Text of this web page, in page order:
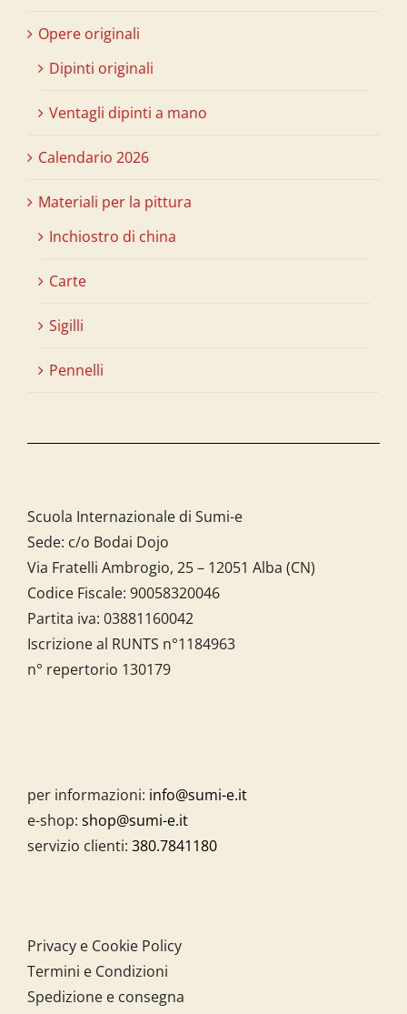
Opere originali
Dipinti originali
Ventagli dipinti a mano
Calendario 2026
Materiali per la pittura
Inchiostro di china
Carte
Sigilli
Pennelli
Scuola Internazionale di Sumi-e
Sede: c/o Bodai Dojo
Via Fratelli Ambrogio, 25 – 12051 Alba (CN)
Codice Fiscale: 90058320046
Partita iva: 03881160042
Iscrizione al RUNTS n°1184963
n° repertorio 130179
per informazioni: info@sumi-e.it
e-shop: shop@sumi-e.it
servizio clienti: 380.7841180
Privacy e Cookie Policy
Termini e Condizioni
Spedizione e consegna